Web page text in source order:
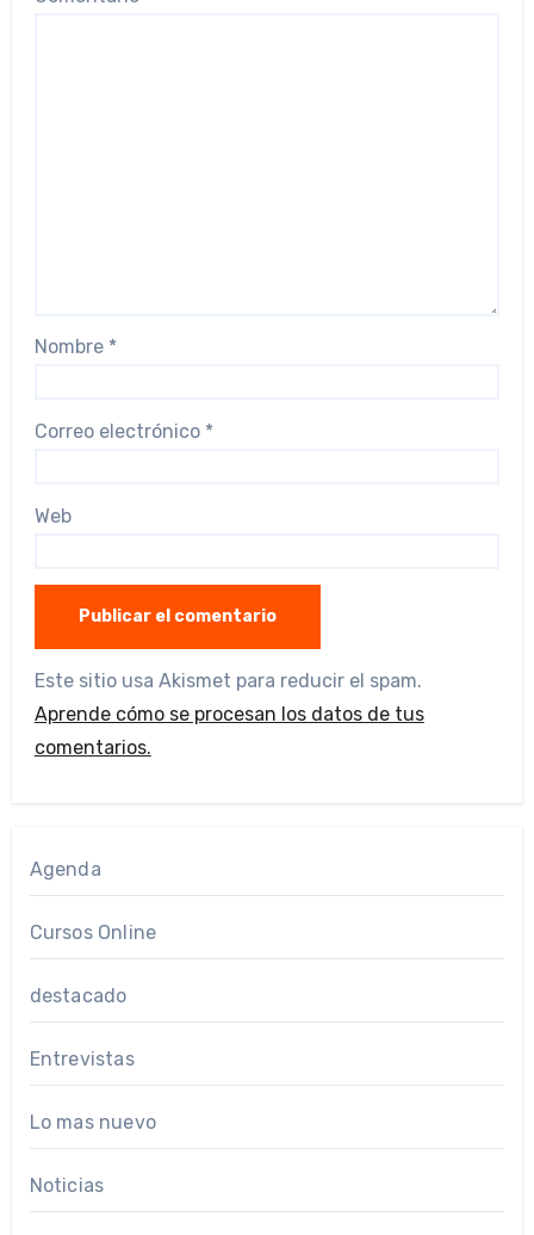
Nombre *
Correo electrónico *
Web
Este sitio usa Akismet para reducir el spam.
Aprende cómo se procesan los datos de tus
comentarios.
Agenda
Cursos Online
destacado
Entrevistas
Lo mas nuevo
Noticias